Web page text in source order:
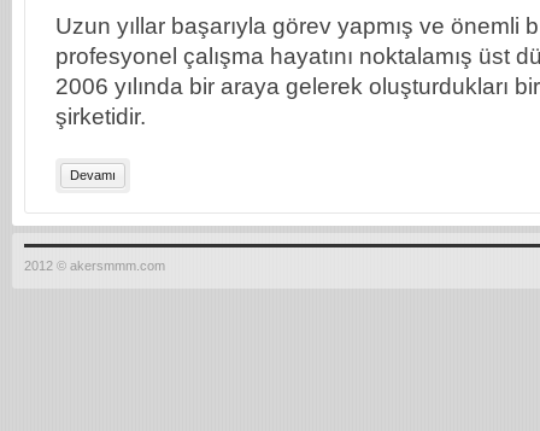
Uzun yıllar başarıyla görev yapmış ve önemli
profesyonel çalışma hayatını noktalamış üst
2006 yılında bir araya gelerek oluşturdukları
şirketidir.
Devamı
2012 © akersmmm.com